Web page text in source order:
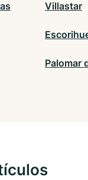
Villastar
Palomar